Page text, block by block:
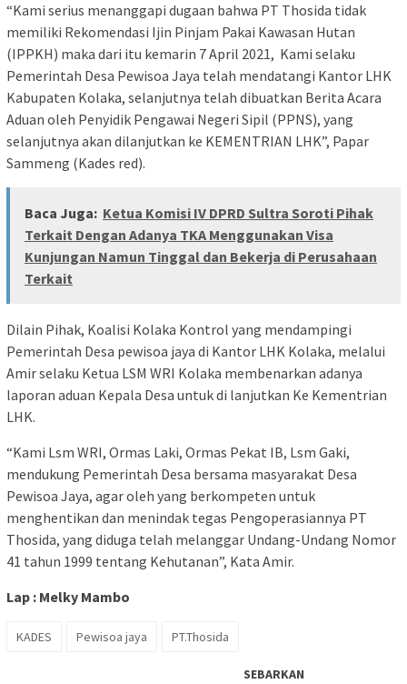
“Kami serius menanggapi dugaan bahwa PT Thosida tidak
memiliki Rekomendasi Ijin Pinjam Pakai Kawasan Hutan
(IPPKH) maka dari itu kemarin 7 April 2021, Kami selaku
Pemerintah Desa Pewisoa Jaya telah mendatangi Kantor LHK
Kabupaten Kolaka, selanjutnya telah dibuatkan Berita Acara
Aduan oleh Penyidik Pengawai Negeri Sipil (PPNS), yang
selanjutnya akan dilanjutkan ke KEMENTRIAN LHK”, Papar
Sammeng (Kades red).
Baca Juga: Ketua Komisi IV DPRD Sultra Soroti Pihak
Terkait Dengan Adanya TKA Menggunakan Visa
Kunjungan Namun Tinggal dan Bekerja di Perusahaan
Terkait
Dilain Pihak, Koalisi Kolaka Kontrol yang mendampingi
Pemerintah Desa pewisoa jaya di Kantor LHK Kolaka, melalui
Amir selaku Ketua LSM WRI Kolaka membenarkan adanya
laporan aduan Kepala Desa untuk di lanjutkan Ke Kementrian
LHK.
“Kami Lsm WRI, Ormas Laki, Ormas Pekat IB, Lsm Gaki,
mendukung Pemerintah Desa bersama masyarakat Desa
Pewisoa Jaya, agar oleh yang berkompeten untuk
menghentikan dan menindak tegas Pengoperasiannya PT
Thosida, yang diduga telah melanggar Undang-Undang Nomor
41 tahun 1999 tentang Kehutanan”, Kata Amir.
Lap : Melky Mambo
KADES Pewisoa jaya PT.Thosida
SEBARKAN